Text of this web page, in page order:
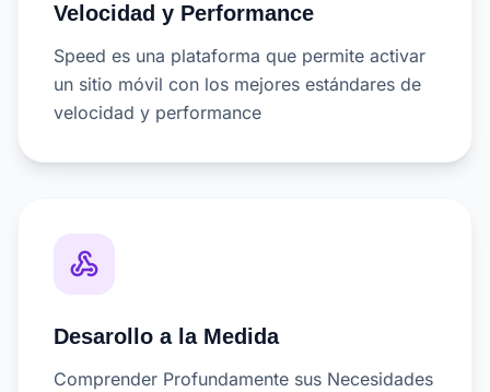
Velocidad y Performance
Speed es una plataforma que permite activar
un sitio móvil con los mejores estándares de
velocidad y performance
webhook
Desarollo a la Medida
Comprender Profundamente sus Necesidades